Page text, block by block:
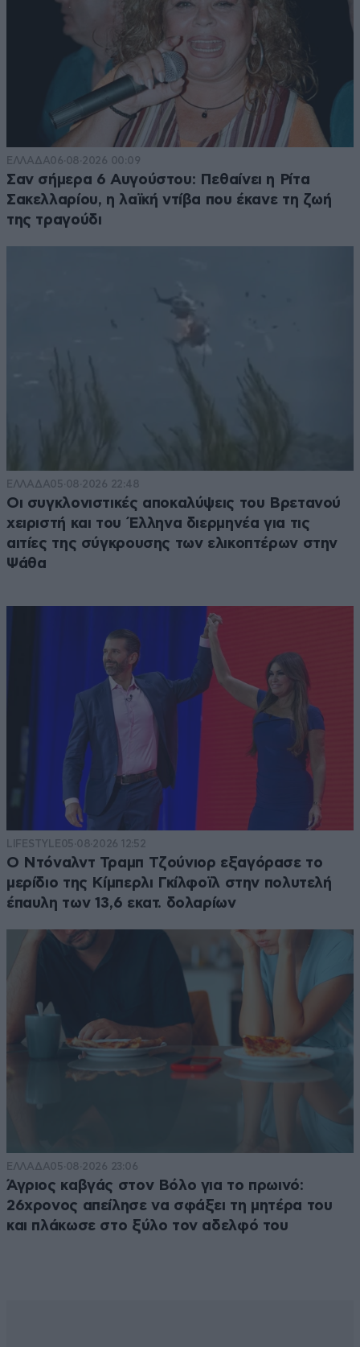
ΕΛΛΑΔΑ06·08·2026 00:09
Σαν σήμερα 6 Αυγούστου: Πεθαίνει η Ρίτα
Σακελλαρίου, η λαϊκή ντίβα που έκανε τη ζωή
της τραγούδι
ΕΛΛΑΔΑ05·08·2026 22:48
Οι συγκλονιστικές αποκαλύψεις του Βρετανού
χειριστή και του Έλληνα διερμηνέα για τις
αιτίες της σύγκρουσης των ελικοπτέρων στην
Ψάθα
LIFESTYLE05·08·2026 12:52
Ο Ντόναλντ Τραμπ Τζούνιορ εξαγόρασε το
μερίδιο της Κίμπερλι Γκίλφοϊλ στην πολυτελή
έπαυλη των 13,6 εκατ. δολαρίων
ΕΛΛΑΔΑ05·08·2026 23:06
Άγριος καβγάς στον Βόλο για το πρωινό:
26χρονος απείλησε να σφάξει τη μητέρα του
και πλάκωσε στο ξύλο τον αδελφό του